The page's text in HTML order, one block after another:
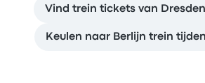
Vind trein tickets van
Keulen naar Berlijn trein